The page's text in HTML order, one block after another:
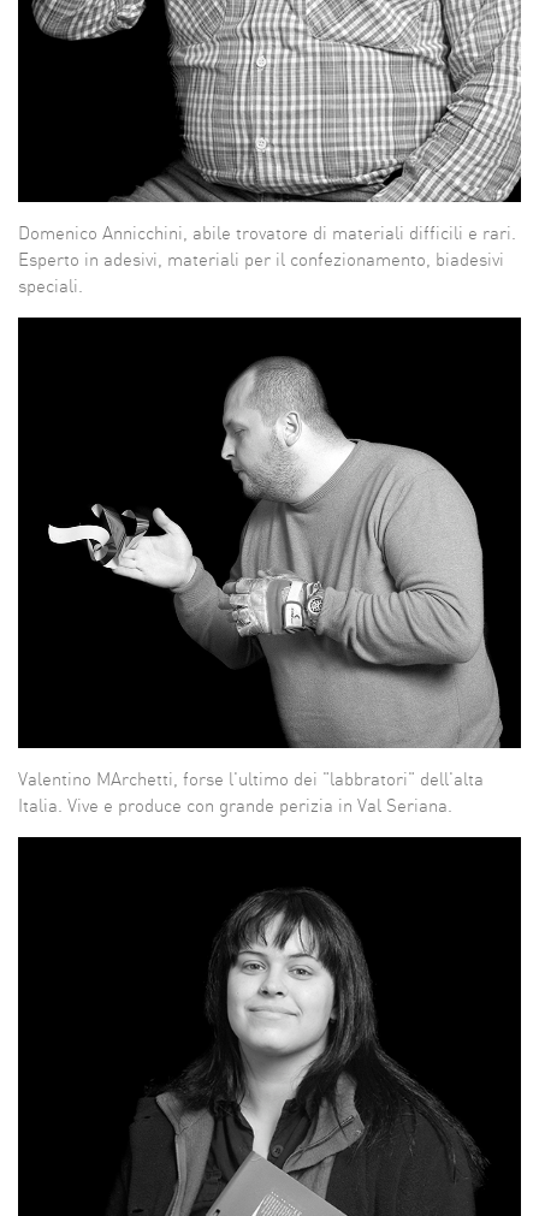
Domenico Annicchini, abile trovatore di materiali difficili e rari.
Esperto in adesivi, materiali per il confezionamento, biadesivi
speciali.
Valentino MArchetti, forse l'ultimo dei "labbratori" dell'alta
Italia. Vive e produce con grande perizia in Val Seriana.